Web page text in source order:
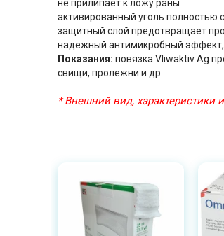
не прилипает к ложу раны
активированный уголь полностью
защитный слой предотвращает
надежный антимикробный эффект,
Показания: повязка Vliwaktiv Ag
свищи, пролежни и др.
* Внешний вид,